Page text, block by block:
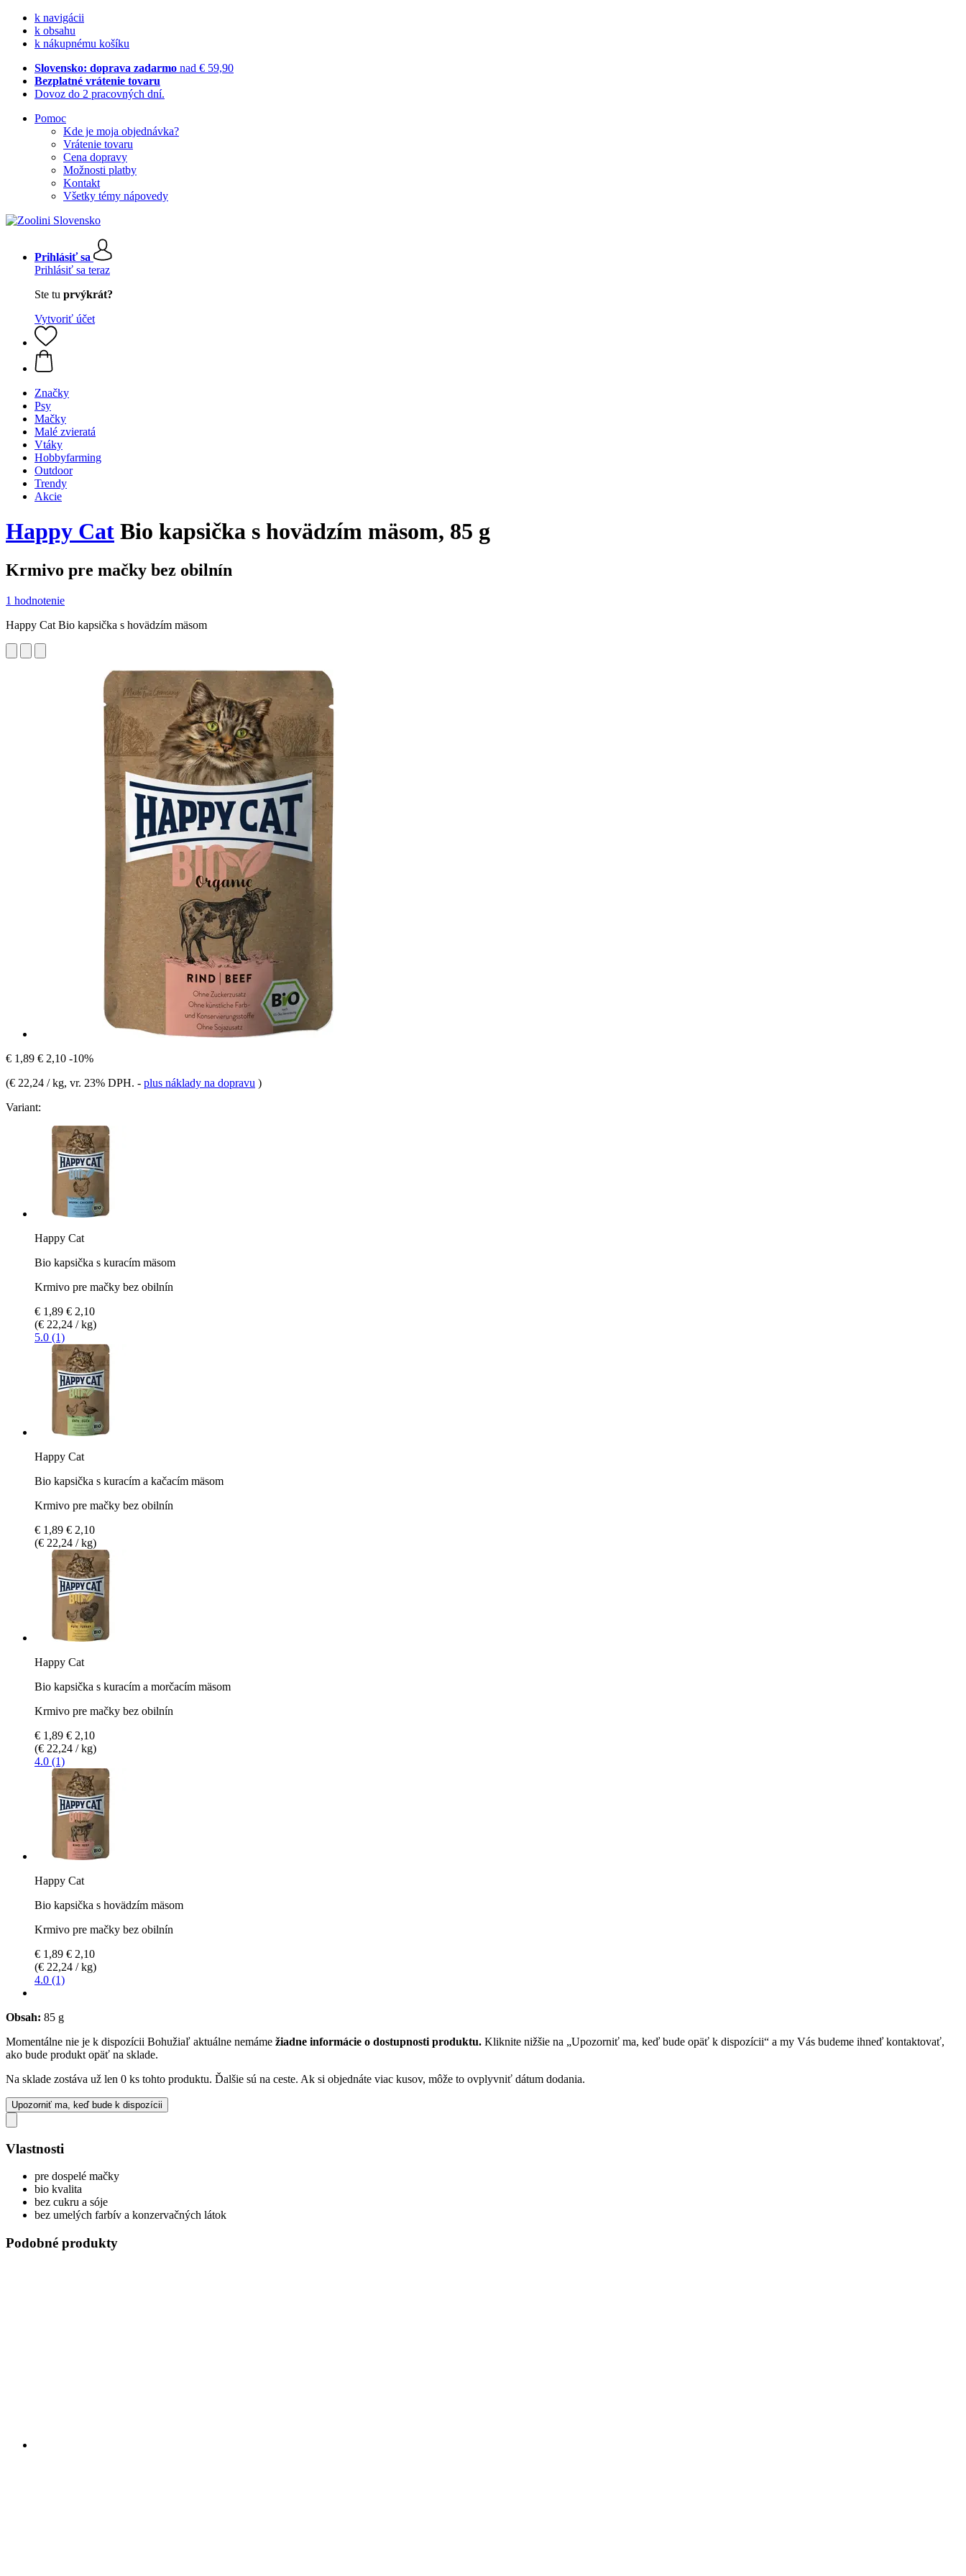
k navigácii
k obsahu
k nákupnému košíku
Slovensko: doprava zadarmo nad € 59,90
Bezplatné vrátenie tovaru
Dovoz do 2 pracovných dní.
Pomoc
Kde je moja objednávka?
Vrátenie tovaru
Cena dopravy
Možnosti platby
Kontakt
Všetky témy nápovedy
Prihlásiť sa
Prihlásiť sa teraz
Ste tu prvýkrát?
Vytvoriť účet
Značky
Psy
Mačky
Malé zvieratá
Vtáky
Hobbyfarming
Outdoor
Trendy
Akcie
Happy Cat Bio kapsička s hovädzím mäsom, 85 g
Krmivo pre mačky bez obilnín
1 hodnotenie
Happy Cat Bio kapsička s hovädzím mäsom
€ 1,89 € 2,10 -10%
(€ 22,24 / kg, vr. 23% DPH. - plus náklady na dopravu )
Variant:
Happy Cat
Bio kapsička s kuracím mäsom
Krmivo pre mačky bez obilnín
€ 1,89 € 2,10
(€ 22,24 / kg)
5.0 (1)
Happy Cat
Bio kapsička s kuracím a kačacím mäsom
Krmivo pre mačky bez obilnín
€ 1,89 € 2,10
(€ 22,24 / kg)
Happy Cat
Bio kapsička s kuracím a morčacím mäsom
Krmivo pre mačky bez obilnín
€ 1,89 € 2,10
(€ 22,24 / kg)
4.0 (1)
Happy Cat
Bio kapsička s hovädzím mäsom
Krmivo pre mačky bez obilnín
€ 1,89 € 2,10
(€ 22,24 / kg)
4.0 (1)
Obsah: 85 g
Momentálne nie je k dispozícii Bohužiaľ aktuálne nemáme žiadne informácie o dostupnosti produktu. Kliknite nižšie na „Upozorniť ma, keď bude opäť k dispozícii“ a my Vás budeme ihneď kontaktovať,
ako bude produkt opäť na sklade.
Na sklade zostáva už len 0 ks tohto produktu. Ďalšie sú na ceste. Ak si objednáte viac kusov, môže to ovplyvniť dátum dodania.
Upozorniť ma, keď bude k dispozícii
Vlastnosti
pre dospelé mačky
bio kvalita
bez cukru a sóje
bez umelých farbív a konzervačných látok
Podobné produkty